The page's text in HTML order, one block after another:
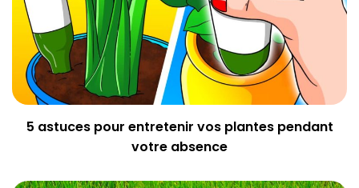
5 astuces pour entretenir vos plantes pendant
votre absence